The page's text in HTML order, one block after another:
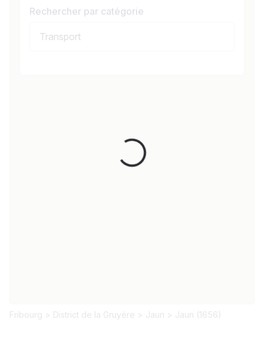
Loading...
Rechercher par catégorie
Fribourg > District de la Gruyère > Jaun > Jaun (1656)